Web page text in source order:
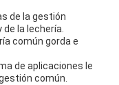
de la gestión
la lechería.
común gorda e
de aplicaciones le
común.